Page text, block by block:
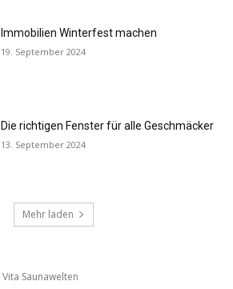
Immobilien Winterfest machen
19. September 2024
Die richtigen Fenster für alle Geschmäcker
13. September 2024
Mehr laden